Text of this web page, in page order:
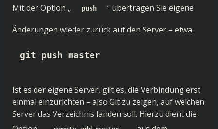
Mit der Option „ push “ übertragen Sie eigene
Änderungen wieder zurück auf den Server – etwa:
git push master
Ist es der eigene Server, gilt es, die Verbindung erst
einmal einzurichten – also Git zu zeigen, auf welchen
Server das Verzeichnis landen soll. Hierzu dient die